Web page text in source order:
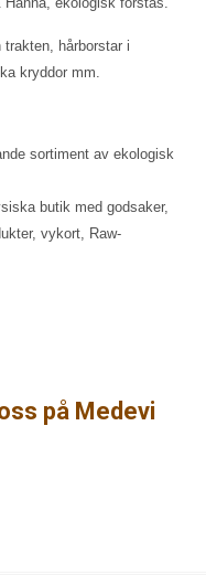
trakten, hårborstar i
kryddor mm.
sortiment av ekologisk
butik med godsaker,
vykort, Raw-
på Medevi